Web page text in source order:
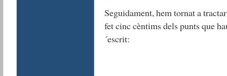
Seguidament, hem tornat a
fet cinc cèntims dels punts que
´escrit: